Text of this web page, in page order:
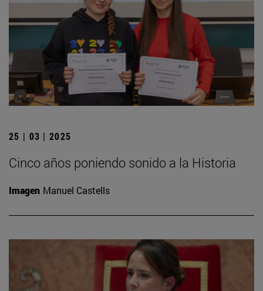
25 | 03 | 2025
Cinco años poniendo sonido a la Historia
Imagen Manuel Castells